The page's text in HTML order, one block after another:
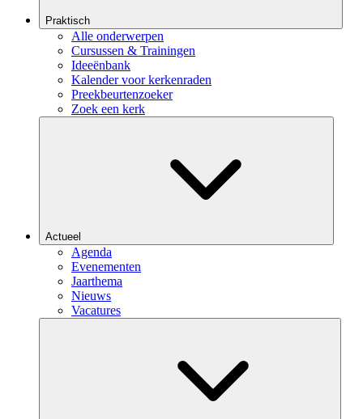
Praktisch
Alle onderwerpen
Cursussen & Trainingen
Ideeënbank
Kalender voor kerkenraden
Preekbeurtenzoeker
Zoek een kerk
Actueel
Agenda
Evenementen
Jaarthema
Nieuws
Vacatures